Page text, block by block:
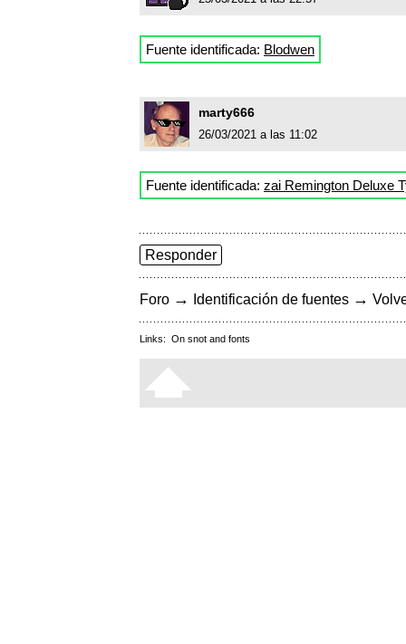
Fuente identificada: Blodwen
marty666
26/03/2021 a las 11:02
Fuente identificada: zai Remington Deluxe
Responder
Foro → Identificación de fuentes →
Links: On snot and fonts